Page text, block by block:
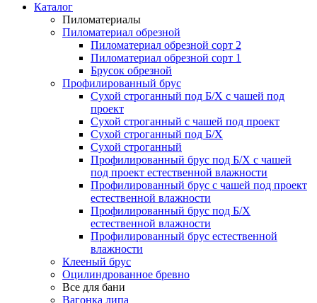
Каталог
Пиломатериалы
Пиломатериал обрезной
Пиломатериал обрезной сорт 2
Пиломатериал обрезной сорт 1
Брусок обрезной
Профилированный брус
Сухой строганный под Б/Х с чашей под
проект
Сухой строганный с чашей под проект
Сухой строганный под Б/Х
Сухой строганный
Профилированный брус под Б/Х с чашей
под проект естественной влажности
Профилированный брус с чашей под проект
естественной влажности
Профилированный брус под Б/Х
естественной влажности
Профилированный брус естественной
влажности
Клееный брус
Оцилиндрованное бревно
Все для бани
Вагонка липа